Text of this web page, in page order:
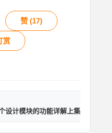
赞 (17)
赏
设计模块的功能详解上集